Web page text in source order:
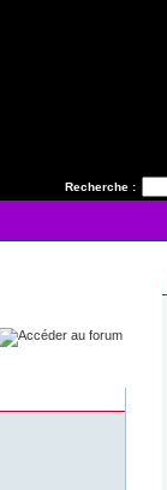
Recherche :